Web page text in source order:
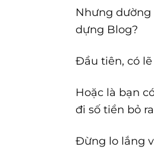
Nhưng
dựng Blog?
Đầu tiên, có
Hoặc là bạn
đi số tiền bỏ
Đừng lo lắng